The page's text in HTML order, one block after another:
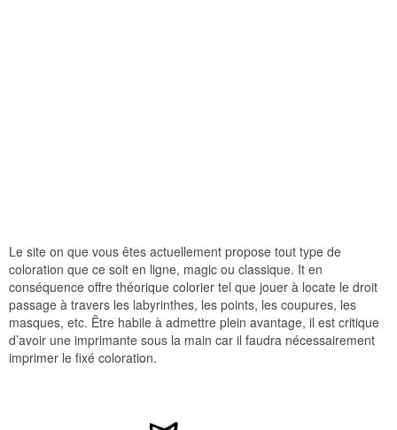
Le site on que vous êtes actuellement propose tout type de
coloration que ce soit en ligne, magic ou classique. It en
conséquence offre théorique colorier tel que jouer à locate le droit
passage à travers les labyrinthes, les points, les coupures, les
masques, etc. Être habile à admettre plein avantage, il est critique
d’avoir une imprimante sous la main car il faudra nécessairement
imprimer le fixé coloration.